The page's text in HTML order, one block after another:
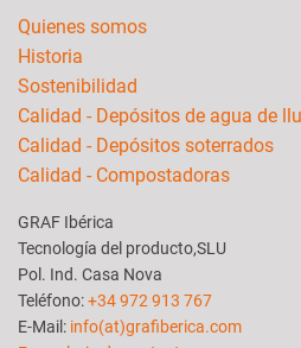
Quienes somos
Historia
Sostenibilidad
Calidad - Depósitos de agua de
Calidad - Depósitos soterrados
Calidad - Compostadoras
GRAF Ibérica
Tecnología del producto,SLU
Pol. Ind. Casa Nova
Teléfono:+34 972 913 767
E-Mail: info(at)grafiberica.com